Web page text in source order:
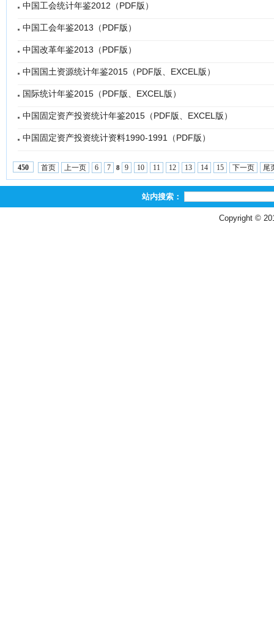
中国工会统计年鉴2012（PDF版）
中国工会年鉴2013（PDF版）
中国改革年鉴2013（PDF版）
中国国土资源统计年鉴2015（PDF版、EXCEL版）
国际统计年鉴2015（PDF版、EXCEL版）
中国固定资产投资统计年鉴2015（PDF版、EXCEL版）
中国固定资产投资统计资料1990-1991（PDF版）
450 首页 上一页 6 7 8 9 10 11 12 13 14 15 下一页 尾
站内搜索：
Copyright ©